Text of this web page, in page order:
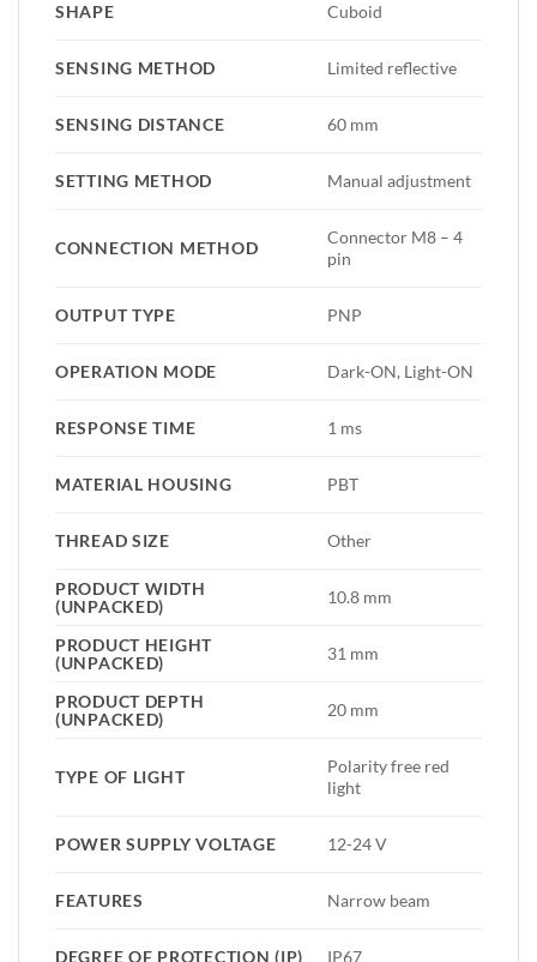
SHAPE Cuboid
SENSING METHOD Limited reflective
SENSING DISTANCE 60 mm
SETTING METHOD Manual adjustment
CONNECTION METHOD
Connector M8 – 4
pin
OUTPUT TYPE PNP
OPERATION MODE Dark-ON, Light-ON
RESPONSE TIME 1 ms
MATERIAL HOUSING PBT
THREAD SIZE Other
PRODUCT WIDTH
(UNPACKED)
10.8 mm
PRODUCT HEIGHT
(UNPACKED)
31 mm
PRODUCT DEPTH
(UNPACKED)
20 mm
TYPE OF LIGHT
Polarity free red
light
POWER SUPPLY VOLTAGE 12-24 V
FEATURES Narrow beam
DEGREE OF PROTECTION (IP) IP67